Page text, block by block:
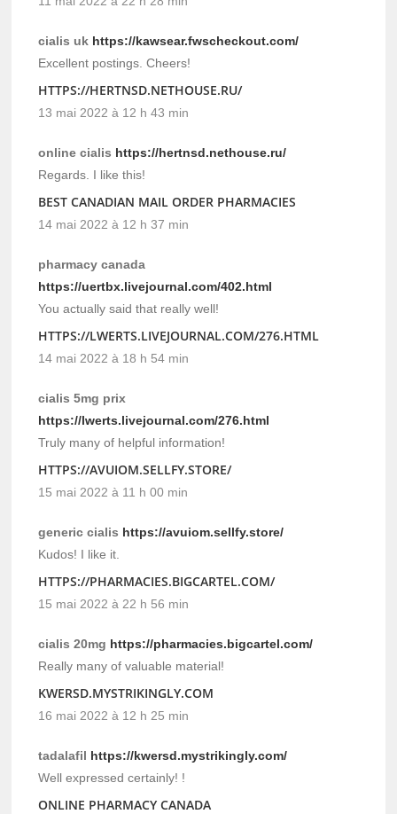
cialis uk https://kawsear.fwscheckout.com/
Excellent postings. Cheers!
HTTPS://HERTNSD.NETHOUSE.RU/
13 mai 2022 à 12 h 43 min
online cialis https://hertnsd.nethouse.ru/
Regards. I like this!
BEST CANADIAN MAIL ORDER PHARMACIES
14 mai 2022 à 12 h 37 min
pharmacy canada
https://uertbx.livejournal.com/402.html
You actually said that really well!
HTTPS://LWERTS.LIVEJOURNAL.COM/276.HTML
14 mai 2022 à 18 h 54 min
cialis 5mg prix
https://lwerts.livejournal.com/276.html
Truly many of helpful information!
HTTPS://AVUIOM.SELLFY.STORE/
15 mai 2022 à 11 h 00 min
generic cialis https://avuiom.sellfy.store/
Kudos! I like it.
HTTPS://PHARMACIES.BIGCARTEL.COM/
15 mai 2022 à 22 h 56 min
cialis 20mg https://pharmacies.bigcartel.com/
Really many of valuable material!
KWERSD.MYSTRIKINGLY.COM
16 mai 2022 à 12 h 25 min
tadalafil https://kwersd.mystrikingly.com/
Well expressed certainly! !
ONLINE PHARMACY CANADA